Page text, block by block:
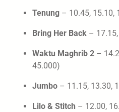
Tenung – 10.45, 15.10,
Bring Her Back –
Waktu Maghrib 2 –
45.000)
Jumbo – 11.15, 13.30,
Lilo & Stitch – 12.00,